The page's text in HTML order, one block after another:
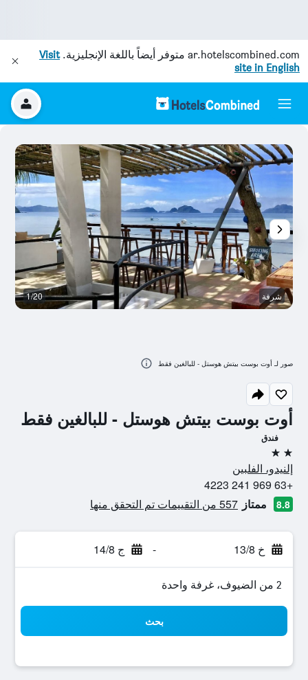
ar.hotelscombined.com متوفر أيضاً باللغة الإنجليزية.Visit
site in English
أوت بوست بيتش هوستل - للبالغين فقط
فندق
2 نجمتين
إلنيدو، الفلبين
+63 969 241 4223
8.8 ممتاز 557 من التقييمات تم التحقق منها
خ 13/8 - ج 14/8
2 من الضيوف، غرفة واحدة
بحث
شرفة 1/20
صور لـ أوت بوست بيتش هوستل - للبالغين فقط